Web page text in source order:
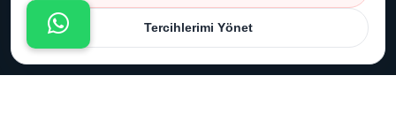
Referanslarımız
İletişim
Tercihlerimi Yönet